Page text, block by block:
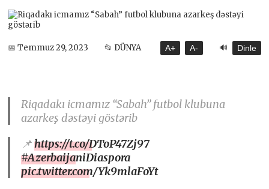
📅 Temmuz 29, 2023 📂 DÜNYA A+ A- 🔊 Dinle
Riqadakı icmamız “Sabah” futbol klubuna
azarkeş dəstəyi göstərib
📌https://t.co/DToP47Zj97
#AzerbaijaniDiaspora
pic.twitter.com/Yk9mlaFoYt